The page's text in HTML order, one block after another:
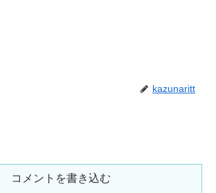
kazunaritt
コメントを書き込む